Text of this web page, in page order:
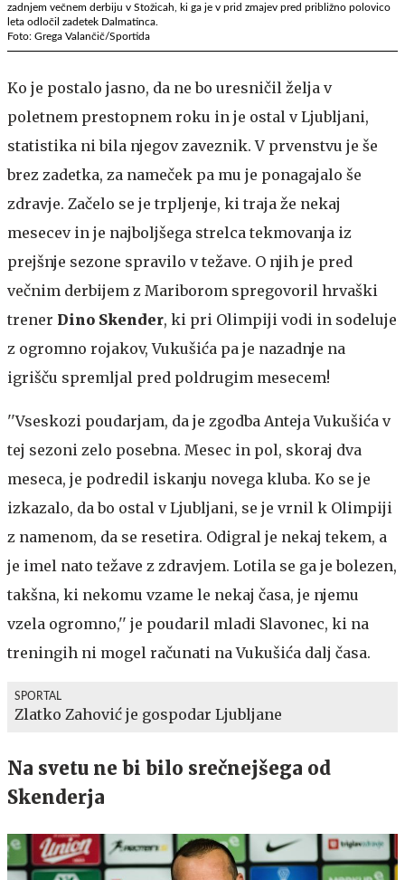
zadnjem večnem derbiju v Stožicah, ki ga je v prid zmajev pred približno polovico
leta odločil zadetek Dalmatinca.
Foto: Grega Valančič/Sportida
Ko je postalo jasno, da ne bo uresničil želja v
poletnem prestopnem roku in je ostal v Ljubljani,
statistika ni bila njegov zaveznik. V prvenstvu je še
brez zadetka, za nameček pa mu je ponagajalo še
zdravje. Začelo se je trpljenje, ki traja že nekaj
mesecev in je najboljšega strelca tekmovanja iz
prejšnje sezone spravilo v težave. O njih je pred
večnim derbijem z Mariborom spregovoril hrvaški
trener Dino Skender, ki pri Olimpiji vodi in sodeluje
z ogromno rojakov, Vukušića pa je nazadnje na
igrišču spremljal pred poldrugim mesecem!
''Vseskozi poudarjam, da je zgodba Anteja Vukušića v
tej sezoni zelo posebna. Mesec in pol, skoraj dva
meseca, je podredil iskanju novega kluba. Ko se je
izkazalo, da bo ostal v Ljubljani, se je vrnil k Olimpiji
z namenom, da se resetira. Odigral je nekaj tekem, a
je imel nato težave z zdravjem. Lotila se ga je bolezen,
takšna, ki nekomu vzame le nekaj časa, je njemu
vzela ogromno,'' je poudaril mladi Slavonec, ki na
treningih ni mogel računati na Vukušića dalj časa.
SPORTAL
Zlatko Zahović je gospodar Ljubljane
Na svetu ne bi bilo srečnejšega od
Skenderja